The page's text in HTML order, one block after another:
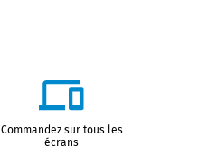
Commandez sur tous les
écrans